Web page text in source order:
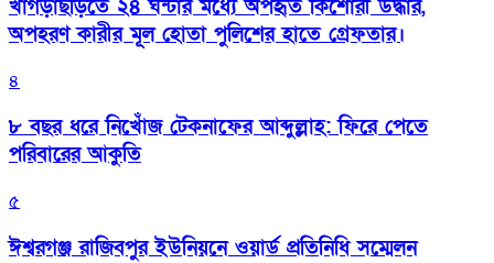
খাগড়াছড়িতে ২৪ ঘন্টার মধ্যে অপহৃত কিশোরী উদ্ধার,
অপহরণ কারীর মূল হোতা পুলিশের হাতে গ্রেফতার।
৪
৮ বছর ধরে নিখোঁজ টেকনাফের আব্দুল্লাহ: ফিরে পেতে
পরিবারের আকুতি
৫
ঈশ্বরগঞ্জ রাজিবপুর ইউনিয়নে ওয়ার্ড প্রতিনিধি সম্মেলন